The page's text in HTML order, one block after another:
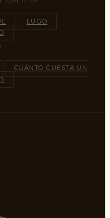
LUGO
CUÁNTO CUESTA UN